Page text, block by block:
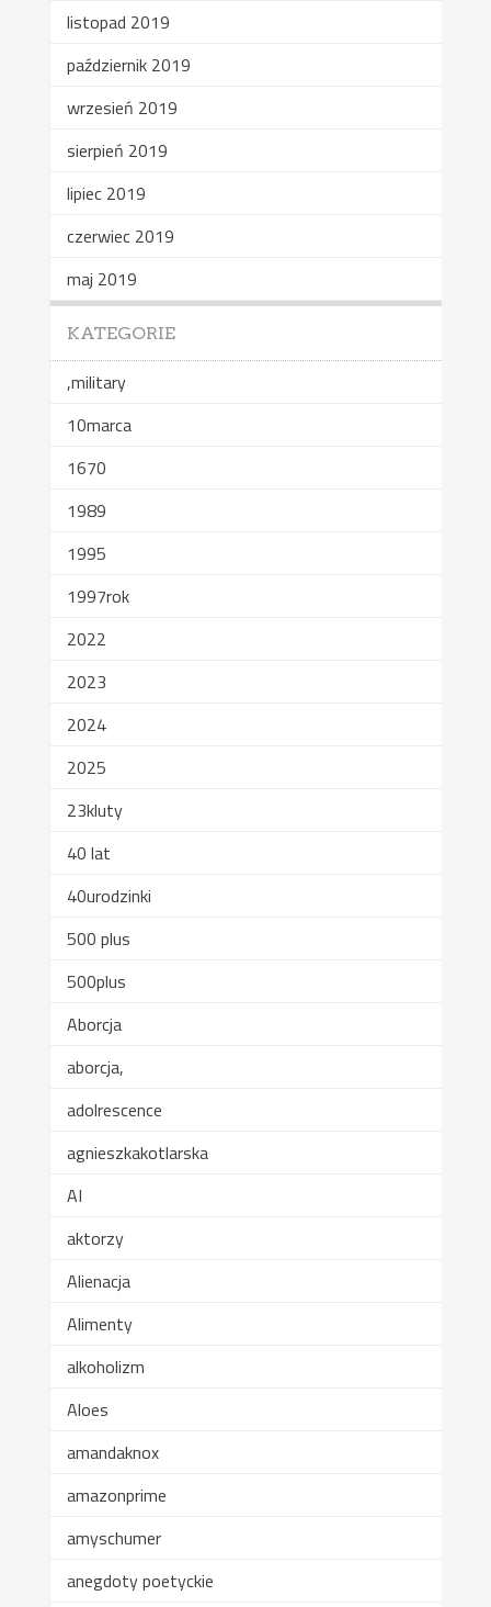
listopad 2019
październik 2019
wrzesień 2019
sierpień 2019
lipiec 2019
czerwiec 2019
maj 2019
KATEGORIE
,military
10marca
1670
1989
1995
1997rok
2022
2023
2024
2025
23kluty
40 lat
40urodzinki
500 plus
500plus
Aborcja
aborcja,
adolrescence
agnieszkakotlarska
AI
aktorzy
Alienacja
Alimenty
alkoholizm
Aloes
amandaknox
amazonprime
amyschumer
anegdoty poetyckie